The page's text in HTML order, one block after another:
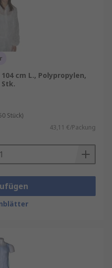
cm L., Polypropylen,
Stück)
43,11 €/Packung